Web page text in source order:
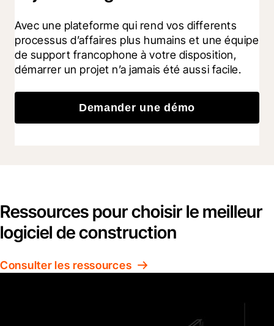
Avec une plateforme qui rend vos differents
processus d’affaires plus humains et une équipe
de support francophone à votre disposition,
démarrer un projet n’a jamais été aussi facile.
Demander une démo
Ressources pour choisir le meilleur
logiciel de construction
Consulter les ressources